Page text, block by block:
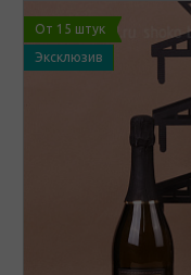
От 15 штук
Эксклюзив